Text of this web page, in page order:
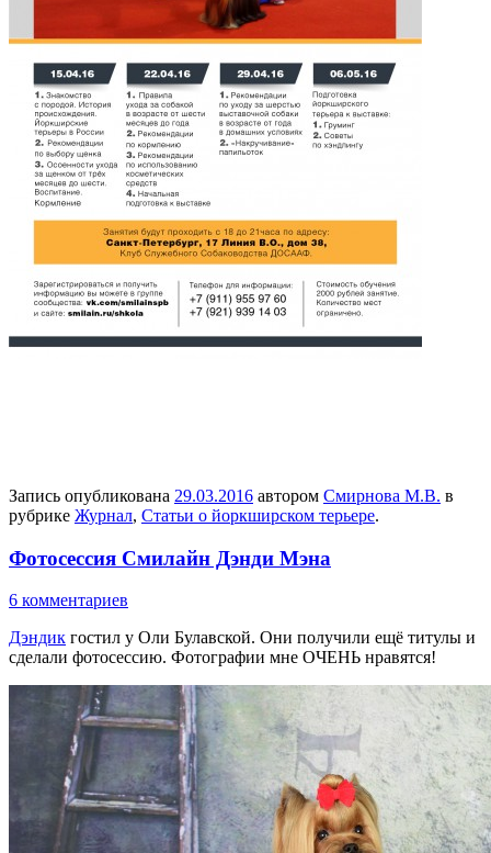
Запись опубликована 29.03.2016 автором Смирнова М.В. в
рубрике Журнал, Статьи о йоркширском терьере.
Фотосессия Смилайн Дэнди Мэна
6 комментариев
Дэндик гостил у Оли Булавской. Они получили ещё титулы и
сделали фотосессию. Фотографии мне ОЧЕНЬ нравятся!